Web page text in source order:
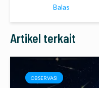
Balas
Artikel terkait
OBSERVASI